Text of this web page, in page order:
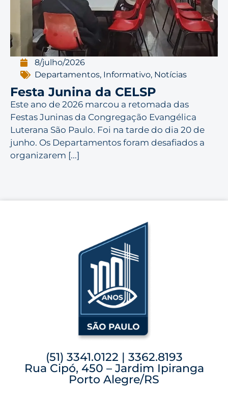
8/julho/2026
Departamentos, Informativo, Notícias
Festa Junina da CELSP
Este ano de 2026 marcou a retomada das
Festas Juninas da Congregação Evangélica
Luterana São Paulo. Foi na tarde do dia 20 de
junho. Os Departamentos foram desafiados a
organizarem [...]
(51) 3341.0122 | 3362.8193
Rua Cipó, 450 – Jardim Ipiranga
Porto Alegre/RS